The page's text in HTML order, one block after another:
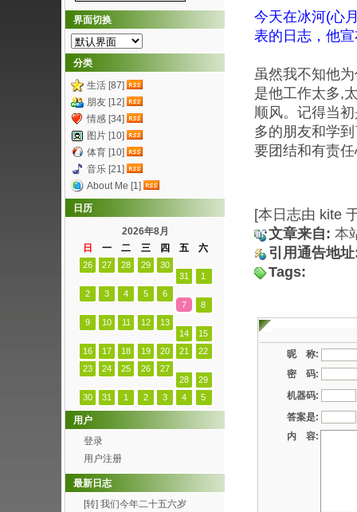
今天在冰河(心
表的日志，他
虽然我不知他
是他工作太多,
顺风。记得当
多的朋友和学
要团结和有责
[本日志由 kite
文章来自: 本
引用通告地
Tags:
昵 称:
密 码:
机器码:
答案是:
内 容:
界面切换
分类
生活 [87]
朋友 [12]
情感 [34]
图片 [10]
体育 [10]
音乐 [21]
About Me [1]
日历
2026年8月
日
一 二 三 四 五 六
26 27 28 29
30
31
1
2
3 4 5
6
7
8
9
10 11 12
13
14
15
16
17 18 19 20 21
22
23
24 25 26
27
28
29
30
31 1 2 3 4 5
用户
登录
用户注册
最新日志
[转] 我们今年二十五六岁